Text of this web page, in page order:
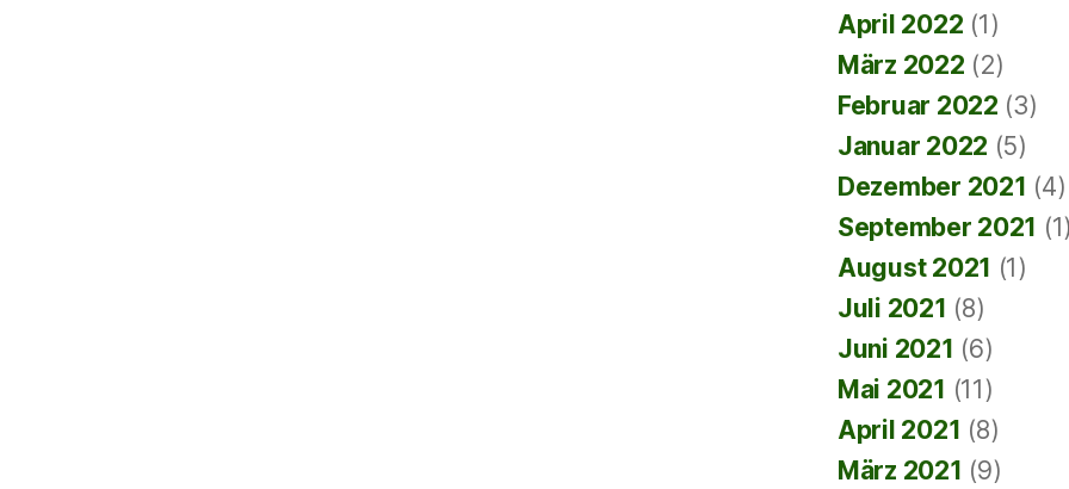
April 2022 (1)
März 2022 (2)
Februar 2022 (3)
Januar 2022 (5)
Dezember 2021 (4)
September 2021
August 2021 (1)
Juli 2021 (8)
Juni 2021 (6)
Mai 2021 (11)
April 2021 (8)
März 2021 (9)